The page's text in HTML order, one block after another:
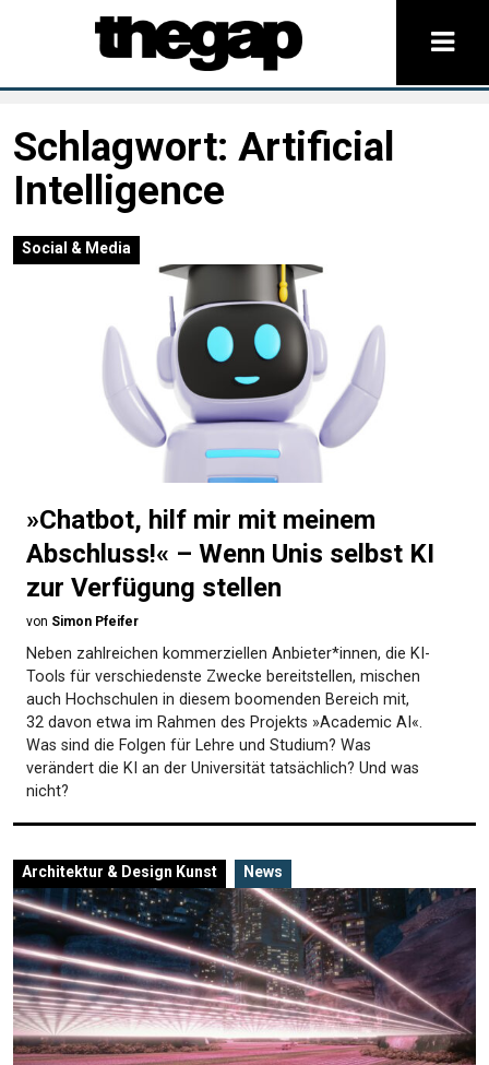
Schlagwort: Artificial
Intelligence
Social & Media
»Chatbot, hilf mir mit meinem
Abschluss!« – Wenn Unis selbst KI
zur Verfügung stellen
von Simon Pfeifer
Neben zahlreichen kommerziellen Anbieter*innen, die KI-
Tools für verschiedenste Zwecke bereitstellen, mischen
auch Hochschulen in diesem boomenden Bereich mit,
32 davon etwa im Rahmen des Projekts »Academic AI«.
Was sind die Folgen für Lehre und Studium? Was
verändert die KI an der Universität tatsächlich? Und was
nicht?
Architektur & Design Kunst News